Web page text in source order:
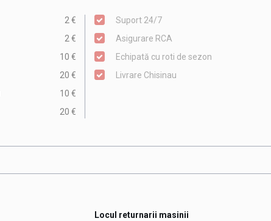
2 €
2 €
10 €
20 €
10 €
20 €
Suport 24/7
Asigurare RCA
Echipată cu roti de sezon
Livrare Chisinau
Locul returnarii masinii